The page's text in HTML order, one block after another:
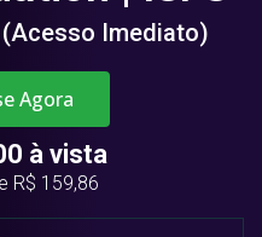
(Acesso Imediato)
Agora
à vista
R$ 159,86